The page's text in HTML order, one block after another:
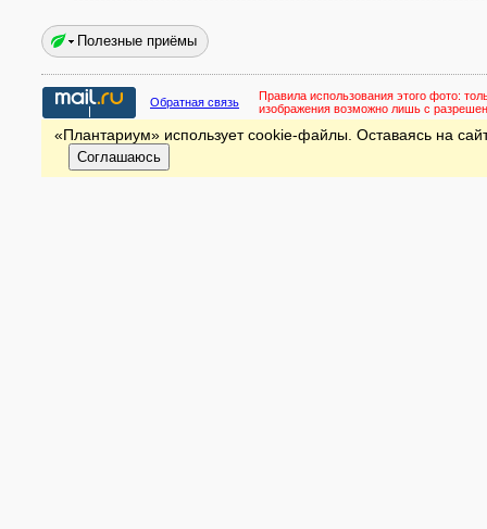
Полезные приёмы
Обратная связь Правила использования этого фото:
изображения возможно лишь с
«Плантариум» использует cookie-файлы. Оставаясь на
Соглашаюсь